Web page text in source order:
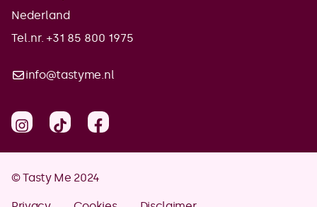
Nederland
Tel.nr. +31 85 800 1975
info@tastyme.nl
© Tasty Me 2024